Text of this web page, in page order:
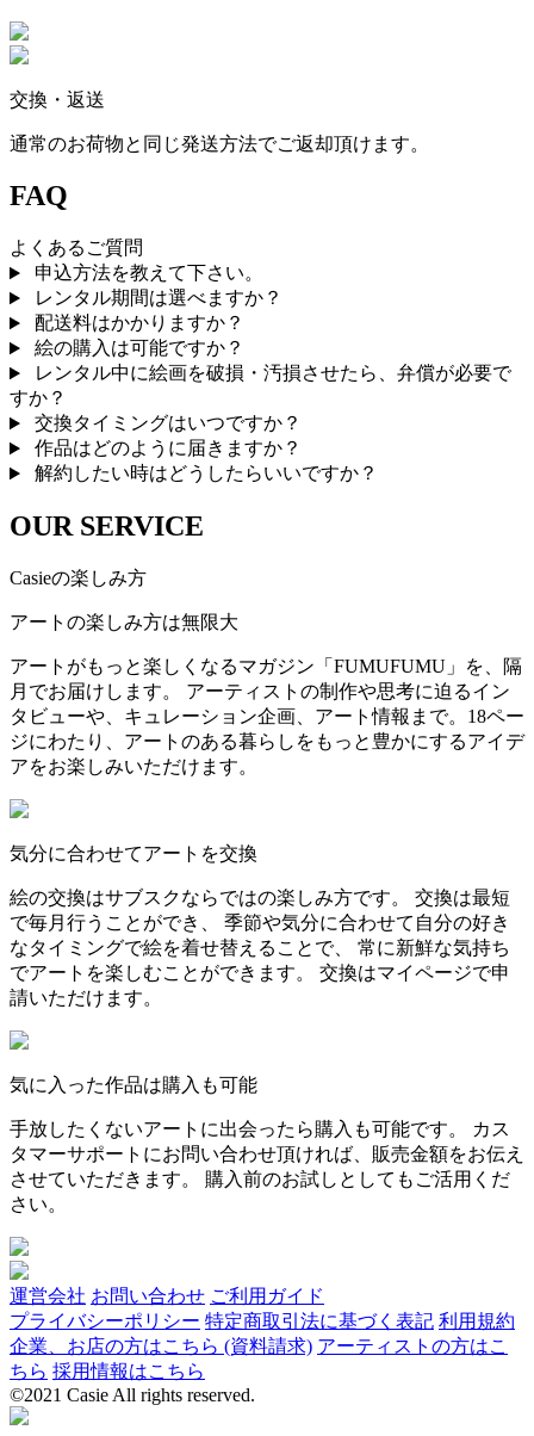
交換・返送
通常のお荷物と同じ発送方法でご返却頂けます。
FAQ
よくあるご質問
申込方法を教えて下さい。
レンタル期間は選べますか？
配送料はかかりますか？
絵の購入は可能ですか？
レンタル中に絵画を破損・汚損させたら、弁償が必要で
すか？
交換タイミングはいつですか？
作品はどのように届きますか？
解約したい時はどうしたらいいですか？
OUR SERVICE
Casieの楽しみ方
アートの楽しみ方は無限大
アートがもっと楽しくなるマガジン「FUMUFUMU」を、隔
月でお届けします。 アーティストの制作や思考に迫るイン
タビューや、キュレーション企画、アート情報まで。18ペー
ジにわたり、アートのある暮らしをもっと豊かにするアイデ
アをお楽しみいただけます。
気分に合わせてアートを交換
絵の交換はサブスクならではの楽しみ方です。 交換は最短
で毎月行うことができ、 季節や気分に合わせて自分の好き
なタイミングで絵を着せ替えることで、 常に新鮮な気持ち
でアートを楽しむことができます。 交換はマイページで申
請いただけます。
気に入った作品は購入も可能
手放したくないアートに出会ったら購入も可能です。 カス
タマーサポートにお問い合わせ頂ければ、販売金額をお伝え
させていただきます。 購入前のお試しとしてもご活用くだ
さい。
運営会社 お問い合わせ ご利用ガイド
プライバシーポリシー 特定商取引法に基づく表記 利用規約
企業、お店の方はこちら (資料請求) アーティストの方はこ
ちら 採用情報はこちら
©2021 Casie All rights reserved.